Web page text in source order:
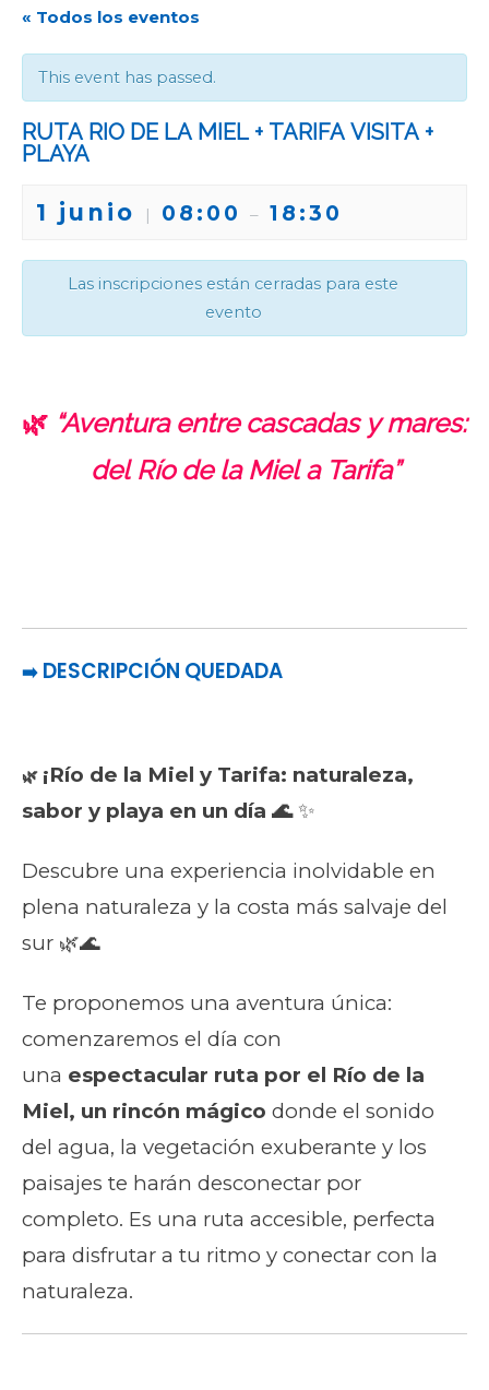
« Todos los eventos
This event has passed.
RUTA RIO DE LA MIEL + TARIFA VISITA +
PLAYA
1 junio | 08:00 – 18:30
Las inscripciones están cerradas para este
evento
🌿 “Aventura entre cascadas y mares:
del Río de la Miel a Tarifa”
➡️ DESCRIPCIÓN QUEDADA
🌿 ¡Río de la Miel y Tarifa: naturaleza,
sabor y playa en un día 🌊✨
Descubre una experiencia inolvidable en
plena naturaleza y la costa más salvaje del
sur 🌿🌊
Te proponemos una aventura única:
comenzaremos el día con
una espectacular ruta por el Río de la
Miel, un rincón mágico donde el sonido
del agua, la vegetación exuberante y los
paisajes te harán desconectar por
completo. Es una ruta accesible, perfecta
para disfrutar a tu ritmo y conectar con la
naturaleza.